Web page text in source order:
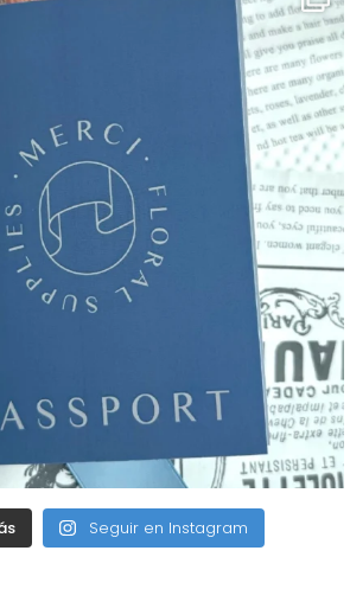
Seguir en Instagram